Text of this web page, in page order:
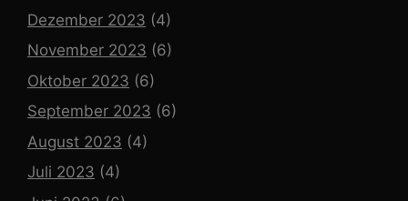
Dezember 2023 (4)
November 2023 (6)
Oktober 2023 (6)
September 2023 (6)
August 2023 (4)
Juli 2023 (4)